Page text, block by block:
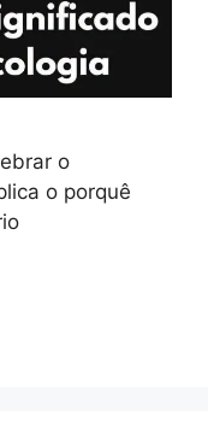
o
o porquê